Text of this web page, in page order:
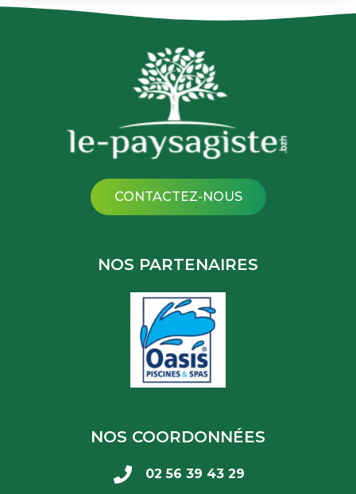
CONTACTEZ-NOUS
NOS PARTENAIRES
NOS COORDONNÉES
02 56 39 43 29